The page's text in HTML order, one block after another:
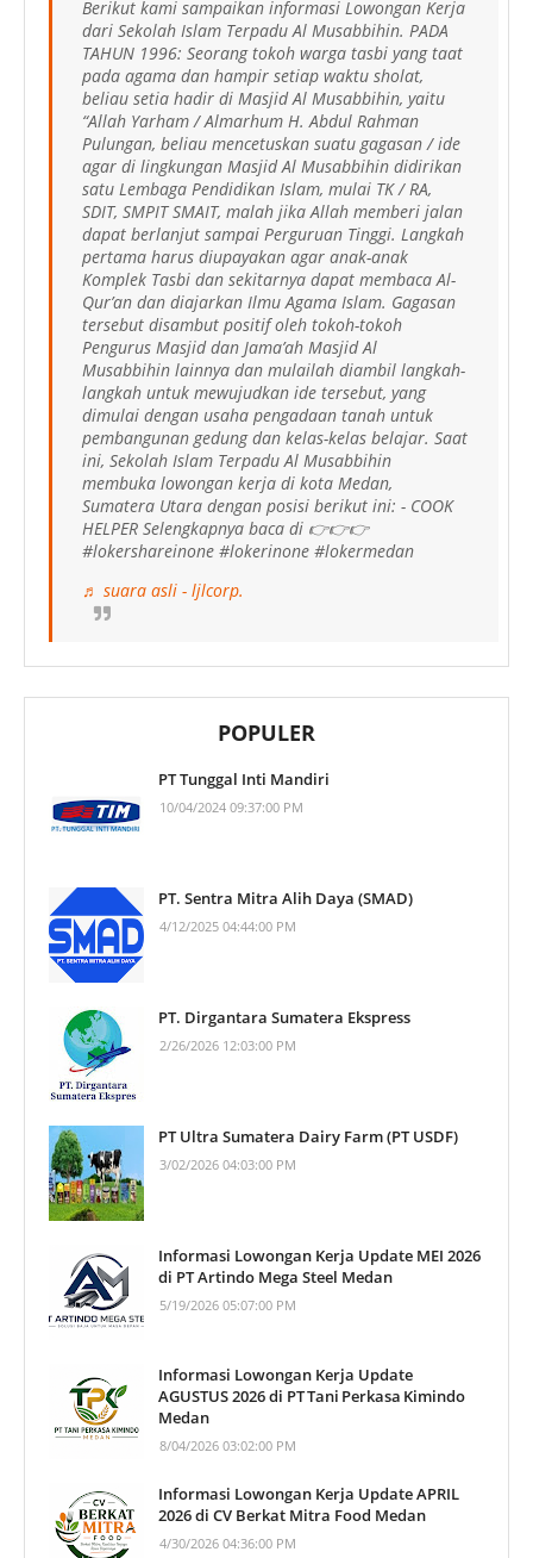
Berikut kami sampaikan informasi Lowongan Kerja
dari Sekolah Islam Terpadu Al Musabbihin. PADA
TAHUN 1996: Seorang tokoh warga tasbi yang taat
pada agama dan hampir setiap waktu sholat,
beliau setia hadir di Masjid Al Musabbihin, yaitu
“Allah Yarham / Almarhum H. Abdul Rahman
Pulungan, beliau mencetuskan suatu gagasan / ide
agar di lingkungan Masjid Al Musabbihin didirikan
satu Lembaga Pendidikan Islam, mulai TK / RA,
SDIT, SMPIT SMAIT, malah jika Allah memberi jalan
dapat berlanjut sampai Perguruan Tinggi. Langkah
pertama harus diupayakan agar anak-anak
Komplek Tasbi dan sekitarnya dapat membaca Al-
Qur’an dan diajarkan Ilmu Agama Islam. Gagasan
tersebut disambut positif oleh tokoh-tokoh
Pengurus Masjid dan Jama’ah Masjid Al
Musabbihin lainnya dan mulailah diambil langkah-
langkah untuk mewujudkan ide tersebut, yang
dimulai dengan usaha pengadaan tanah untuk
pembangunan gedung dan kelas-kelas belajar. Saat
ini, Sekolah Islam Terpadu Al Musabbihin
membuka lowongan kerja di kota Medan,
Sumatera Utara dengan posisi berikut ini: - COOK
HELPER Selengkapnya baca di 👉👉👉
#lokershareinone #lokerinone #lokermedan
♬ suara asli - ljlcorp.
POPULER
PT Tunggal Inti Mandiri
10/04/2024 09:37:00 PM
PT. Sentra Mitra Alih Daya (SMAD)
4/12/2025 04:44:00 PM
PT. Dirgantara Sumatera Ekspress
2/26/2026 12:03:00 PM
PT Ultra Sumatera Dairy Farm (PT USDF)
3/02/2026 04:03:00 PM
Informasi Lowongan Kerja Update MEI 2026
di PT Artindo Mega Steel Medan
5/19/2026 05:07:00 PM
Informasi Lowongan Kerja Update
AGUSTUS 2026 di PT Tani Perkasa Kimindo
Medan
8/04/2026 03:02:00 PM
Informasi Lowongan Kerja Update APRIL
2026 di CV Berkat Mitra Food Medan
4/30/2026 04:36:00 PM